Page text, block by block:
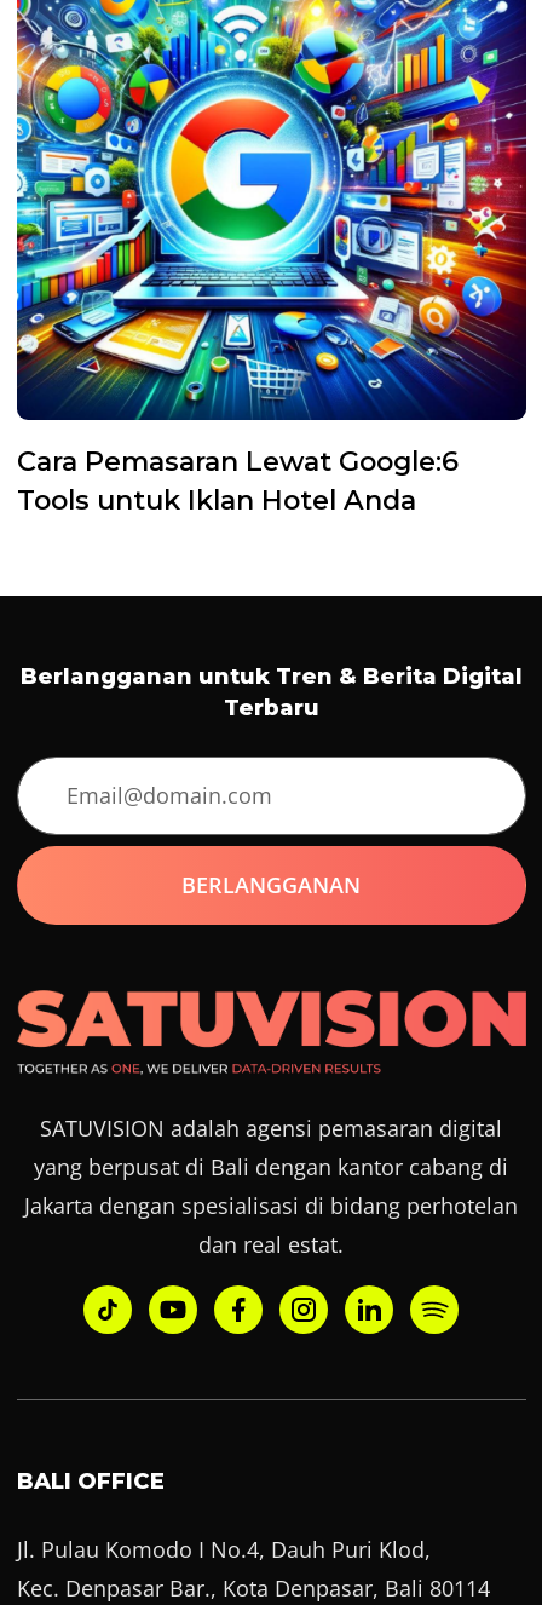
Cara Pemasaran Lewat Google:6
Tools untuk Iklan Hotel Anda
SATUVISION adalah agensi pemasaran digital
yang berpusat di Bali dengan kantor cabang di
Jakarta dengan spesialisasi di bidang perhotelan
dan real estat.
Berlangganan untuk Tren & Berita Digital
Terbaru
BALI OFFICE
Jl. Pulau Komodo I No.4, Dauh Puri Klod,
Kec. Denpasar Bar., Kota Denpasar, Bali 80114